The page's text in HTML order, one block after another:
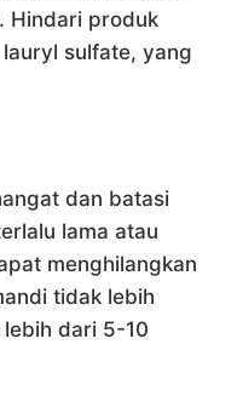
Hindari produk
sulfate, yang
dan batasi
lama atau
menghilangkan
tidak lebih
dari 5-10